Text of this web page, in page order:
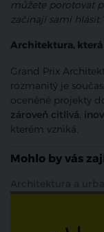
můžete porotovat
začínají sami hlásit.“
Architektura,
Grand Prix
rozmanitý je
oceněné projekty
zároveň citlivá,
kterém vzniká.
Mohlo by vás